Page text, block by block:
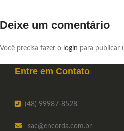
Deixe um comentário
Você precisa fazer o login para publicar
Entre em Contato
(48) 99987-8528
sac@encorda.com.br